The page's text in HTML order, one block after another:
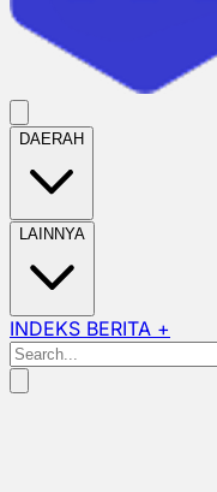
DAERAH
LAINNYA
INDEKS BERITA +